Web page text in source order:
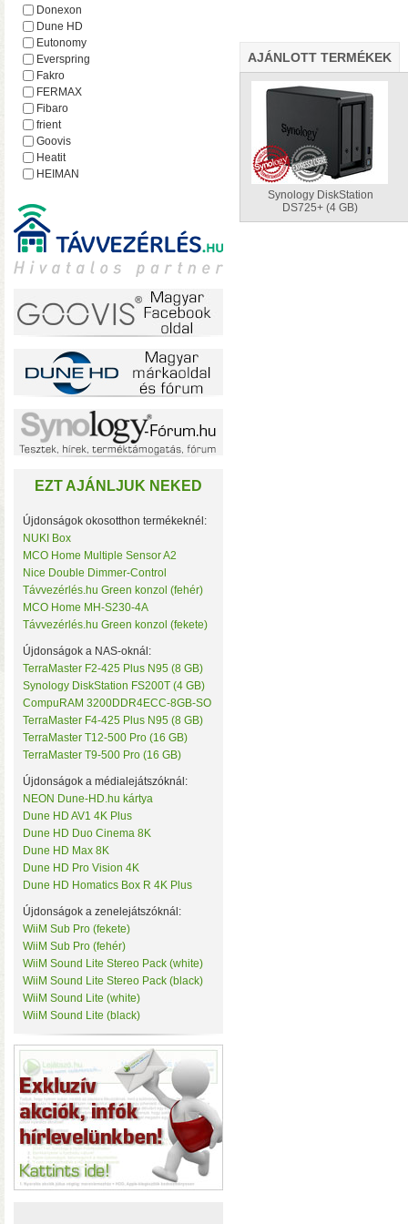
AJÁNLOTT TERMÉKEK
Synology DiskStation
DS725+ (4 GB)
Donexon
Dune HD
Eutonomy
Everspring
Fakro
FERMAX
Fibaro
frient
Goovis
Heatit
HEIMAN
iEAST
Imperial
Incipio
Lejátszó.hu
Lince
Mean Well
MOHAnet
Nabu Casa
NEO
NEON
Nice
Noname
NorStone
NorthQ
Omega Optical
OWC
Philio Technology
Poly Control
Popp
Qubino
Remotec
Seagate
Sensative
Shelly
Silicon Labs
Silicon Power
Skydigital
SmartWise
Sonnet
Synology
Targus
Távvezérlés.hu
Tenda
TerraMaster
ThirdReality
TKB Home
Twelve South
Ubiquiti
UPS Power
Vision Security
WD
WiiM
Y-Cam
Z-Wave.Me
Zipato
EZT AJÁNLJUK NEKED
Újdonságok okosotthon termékeknél:
NUKI Box
MCO Home Multiple Sensor A2
Nice Double Dimmer-Control
Távvezérlés.hu Green konzol (fehér)
MCO Home MH-S230-4A
Távvezérlés.hu Green konzol (fekete)
Újdonságok a NAS-oknál:
TerraMaster F2-425 Plus N95 (8 GB)
Synology DiskStation FS200T (4 GB)
CompuRAM 3200DDR4ECC-8GB-SO
TerraMaster F4-425 Plus N95 (8 GB)
TerraMaster T12-500 Pro (16 GB)
TerraMaster T9-500 Pro (16 GB)
Újdonságok a médialejátszóknál:
NEON Dune-HD.hu kártya
Dune HD AV1 4K Plus
Dune HD Duo Cinema 8K
Dune HD Max 8K
Dune HD Pro Vision 4K
Dune HD Homatics Box R 4K Plus
Újdonságok a zenelejátszóknál:
WiiM Sub Pro (fekete)
WiiM Sub Pro (fehér)
WiiM Sound Lite Stereo Pack (white)
WiiM Sound Lite Stereo Pack (black)
WiiM Sound Lite (white)
WiiM Sound Lite (black)